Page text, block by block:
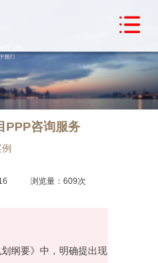
PPP咨询服务
浏览量：609次
纲要》中，明确提出现